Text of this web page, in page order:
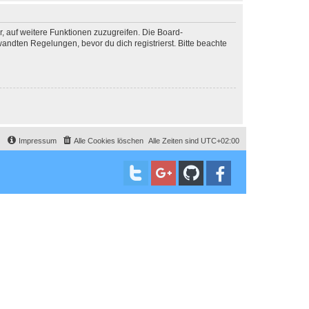
auf weitere Funktionen zuzugreifen. Die Board-
Regelungen, bevor du dich registrierst. Bitte beachte
Alle Zeiten sind UTC+02:00
Alle Cookies löschen
Impressum